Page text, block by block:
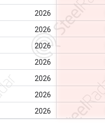
2026
2026
2026
2026
2026
2026
2026